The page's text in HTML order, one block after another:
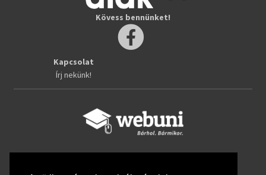
Kövess bennünket!
Kapcsolat
Írj nekünk!